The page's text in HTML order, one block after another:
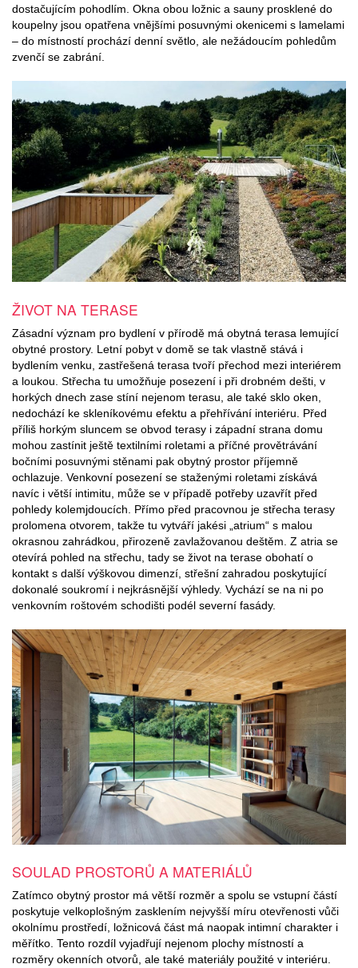
dostačujícím pohodlím. Okna obou ložnic a sauny prosklené do
koupelny jsou opatřena vnějšími posuvnými okenicemi s lamelami
– do místností prochází denní světlo, ale nežádoucím pohledům
zvenčí se zabrání.
ŽIVOT NA TERASE
Zásadní význam pro bydlení v přírodě má obytná terasa lemující
obytné prostory. Letní pobyt v domě se tak vlastně stává i
bydlením venku, zastřešená terasa tvoří přechod mezi interiérem
a loukou. Střecha tu umožňuje posezení i při drobném dešti, v
horkých dnech zase stíní nejenom terasu, ale také sklo oken,
nedochází ke skleníkovému efektu a přehřívání interiéru. Před
příliš horkým sluncem se obvod terasy i západní strana domu
mohou zastínit ještě textilními roletami a příčné provětrávání
bočními posuvnými stěnami pak obytný prostor příjemně
ochlazuje. Venkovní posezení se staženými roletami získává
navíc i větší intimitu, může se v případě potřeby uzavřít před
pohledy kolemjdoucích. Přímo před pracovnou je střecha terasy
prolomena otvorem, takže tu vytváří jakési „atrium“ s malou
okrasnou zahrádkou, přirozeně zavlažovanou deštěm. Z atria se
otevírá pohled na střechu, tady se život na terase obohatí o
kontakt s další výškovou dimenzí, střešní zahradou poskytující
dokonalé soukromí i nejkrásnější výhledy. Vychází se na ni po
venkovním roštovém schodišti podél severní fasády.
SOULAD PROSTORŮ A MATERIÁLŮ
Zatímco obytný prostor má větší rozměr a spolu se vstupní částí
poskytuje velkoplošným zasklením nejvyšší míru otevřenosti vůči
okolnímu prostředí, ložnicová část má naopak intimní charakter i
měřítko. Tento rozdíl vyjadřují nejenom plochy místností a
rozměry okenních otvorů, ale také materiály použité v interiéru.